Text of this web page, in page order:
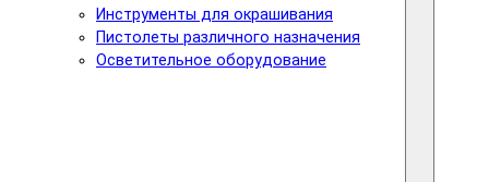
Инструменты для окрашивания
Пистолеты различного назначения
Осветительное оборудование